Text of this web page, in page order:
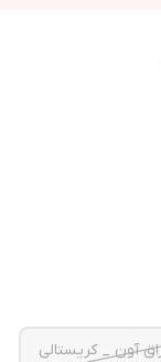
آون _ کریستالی